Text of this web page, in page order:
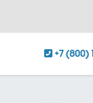
+7 (800)